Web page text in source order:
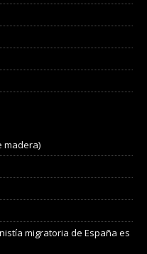
madera)
migratoria de España es